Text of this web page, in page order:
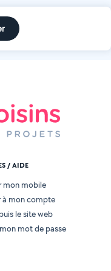
/ AIDE
mon mobile
à mon compte
le site web
mot de passe